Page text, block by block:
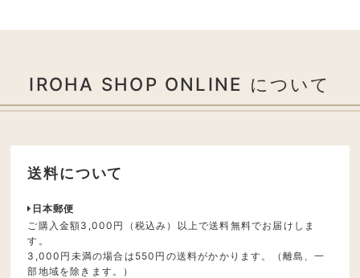
IROHA SHOP ONLINE について
送料について
日本郵便
ご購入金額3,000円（税込み）以上で送料無料でお届けしま
す。
3,000円未満の場合は550円の送料がかかります。（離島、一
部地域を除きます。）